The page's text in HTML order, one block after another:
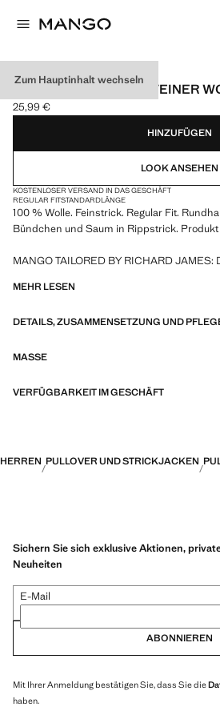
Zum Hauptinhalt wechseln
PULLOVER AUS 100% FEINER
Aktueller Preis [25,99 € ]
25,99 €
Wählen Sie eine Farbe
HINZUFÜGEN
LOOK ANSEHEN
KOSTENLOSER VERSAND IN DAS GESCHÄFT
REGULAR FITSTANDARDLÄNGE
100 % Wolle. Feinstrick. Regular Fit.
Bündchen und Saum in Rippstrick.
MANGO TAILORED BY RICHARD
der modernen Essenz von Mango. Das
Neuinterpretation der Prints und Schnitte
legt
MEHR LESEN
DETAILS, ZUSAMMENSETZUNG UND
MASSE
VERFÜGBARKEIT IM GESCHÄFT
HERREN PULLOVER UND STRICKJACKEN
Sichern Sie sich exklusive Aktionen,
Neuheiten
E-Mail
ABONNIEREN
Mit Ihrer Anmeldung bestätigen Sie, dass Sie die
haben.